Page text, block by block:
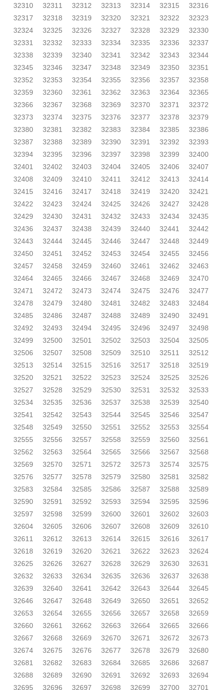
32310
32311 32312 32313 32314 32315
32316
32317
32318 32319 32320 32321 32322
32323
32324
32325 32326 32327 32328 32329
32330
32331
32332 32333 32334 32335 32336
32337
32338
32339 32340 32341 32342 32343
32344
32345
32346 32347 32348 32349 32350
32351
32352
32353 32354 32355 32356 32357
32358
32359
32360 32361 32362 32363 32364
32365
32366
32367 32368 32369 32370 32371
32372
32373
32374 32375 32376 32377 32378
32379
32380
32381 32382 32383 32384 32385
32386
32387
32388 32389 32390 32391 32392
32393
32394
32395 32396 32397 32398 32399
32400
32401
32402 32403 32404 32405 32406
32407
32408
32409 32410 32411 32412 32413
32414
32415
32416 32417 32418 32419 32420
32421
32422
32423 32424 32425 32426 32427
32428
32429
32430 32431 32432 32433 32434
32435
32436
32437 32438 32439 32440 32441
32442
32443
32444 32445 32446 32447 32448
32449
32450
32451 32452 32453 32454 32455
32456
32457
32458 32459 32460 32461 32462
32463
32464
32465 32466 32467 32468 32469
32470
32471
32472 32473 32474 32475 32476
32477
32478
32479 32480 32481 32482 32483
32484
32485
32486 32487 32488 32489 32490
32491
32492
32493 32494 32495 32496 32497
32498
32499
32500 32501 32502 32503 32504
32505
32506
32507 32508 32509 32510 32511
32512
32513
32514 32515 32516 32517 32518
32519
32520
32521 32522 32523 32524 32525
32526
32527
32528 32529 32530 32531 32532
32533
32534
32535 32536 32537 32538 32539
32540
32541
32542 32543 32544 32545 32546
32547
32548
32549 32550 32551 32552 32553
32554
32555
32556 32557 32558 32559 32560
32561
32562
32563 32564 32565 32566 32567
32568
32569
32570 32571 32572 32573 32574
32575
32576
32577 32578 32579 32580 32581
32582
32583
32584 32585 32586 32587 32588
32589
32590
32591 32592 32593 32594 32595
32596
32597
32598 32599 32600 32601 32602
32603
32604
32605 32606 32607 32608 32609
32610
32611
32612 32613 32614 32615 32616
32617
32618
32619 32620 32621 32622 32623
32624
32625
32626 32627 32628 32629 32630
32631
32632
32633 32634 32635 32636 32637
32638
32639
32640 32641 32642 32643 32644
32645
32646
32647 32648 32649 32650 32651
32652
32653
32654 32655 32656 32657 32658
32659
32660
32661 32662 32663 32664 32665
32666
32667
32668 32669 32670 32671 32672
32673
32674
32675 32676 32677 32678 32679
32680
32681
32682 32683 32684 32685 32686
32687
32688
32689 32690 32691 32692 32693
32694
32695
32696 32697 32698 32699 32700 32701